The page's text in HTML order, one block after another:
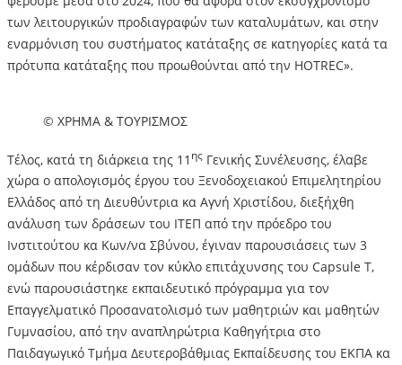
των λειτουργικών προδιαγραφών των καταλυμάτων, και στην
εναρμόνιση του συστήματος κατάταξης σε κατηγορίες κατά τα
πρότυπα κατάταξης που προωθούνται από την HOTREC».
© ΧΡΗΜΑ & ΤΟΥΡΙΣΜΟΣ
Τέλος, κατά τη διάρκεια της 11 ης Γενικής Συνέλευσης, έλαβε
χώρα ο απολογισμός έργου του Ξενοδοχειακού Επιμελητηρίου
Ελλάδος από τη Διευθύντρια κα Αγνή Χριστίδου, διεξήχθη
ανάλυση των δράσεων του ΙΤΕΠ από την πρόεδρο του
Ινστιτούτου κα Κων/να Σβύνου, έγιναν παρουσιάσεις των 3
ομάδων που κέρδισαν τον κύκλο επιτάχυνσης του Capsule T,
ενώ παρουσιάστηκε εκπαιδευτικό πρόγραμμα για τον
Επαγγελματικό Προσανατολισμό των μαθητριών και μαθητών
Γυμνασίου, από την αναπληρώτρια Καθηγήτρια στο
Παιδαγωγικό Τμήμα Δευτεροβάθμιας Εκπαίδευσης του ΕΚΠΑ κα